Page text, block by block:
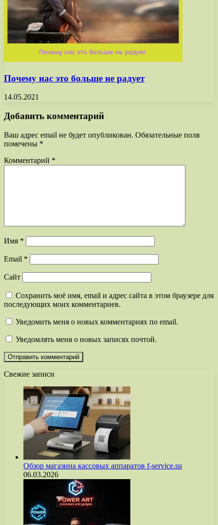
Почему нас это больше не радует
14.05.2021
Добавить комментарий
Ваш адрес email не будет опубликован. Обязательные поля
помечены *
Комментарий *
Имя *
Email *
Сайт
Сохранить моё имя, email и адрес сайта в этом браузере для
последующих моих комментариев.
Уведомить меня о новых комментариях по email.
Уведомлять меня о новых записях почтой.
Свежие записи
Обзор магазина кассовых аппаратов f-service.su
06.03.2026